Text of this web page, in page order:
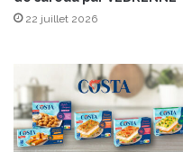
é
t
s
e
t
u
o
u
C
22 juillet 2026